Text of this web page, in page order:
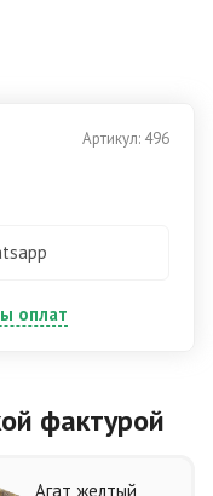
Артикул: 496
оплат
фактурой
Агат желтый